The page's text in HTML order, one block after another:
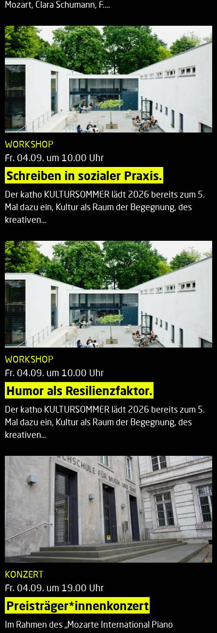
Mozart, Clara Schumann, F.…
WORKSHOP
Fr. 04.09. um 10.00 Uhr
Schreiben in sozialer Praxis.
Der katho KULTURSOMMER lädt 2026 bereits zum 5.
Mal dazu ein, Kultur als Raum der Begegnung, des
kreativen…
WORKSHOP
Fr. 04.09. um 10.00 Uhr
Humor als Resilienzfaktor.
Der katho KULTURSOMMER lädt 2026 bereits zum 5.
Mal dazu ein, Kultur als Raum der Begegnung, des
kreativen…
KONZERT
Fr. 04.09. um 19.00 Uhr
Preisträger*innenkonzert
Im Rahmen des „Mozarte International Piano